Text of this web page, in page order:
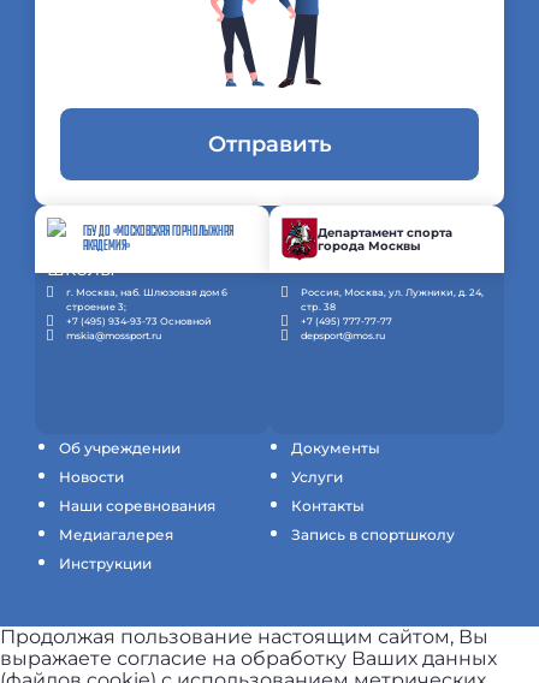
Об учреждении
Новости
Наши соревнования
Медиагалерея
Инструкции
Документы
Услуги
Контакты
Запись в спортшколу
Отправить
ГБУ ДО «МОСКОВСКАЯ ГОРНОЛЫЖНАЯ
АКАДЕМИЯ»
г. Москва, наб. Шлюзовая дом 6
строение 3;
+7 (495) 934-93-73 Основной
mskia@mossport.ru
Департамент спорта
города Москвы
Россия, Москва, ул. Лужники, д. 24,
стр. 38
+7 (495) 777-77-77
depsport@mos.ru
Продолжая пользование настоящим сайтом, Вы
выражаете согласие на обработку Ваших данных